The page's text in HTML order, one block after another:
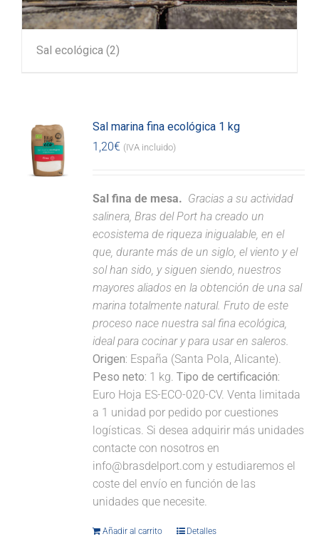
Sal ecológica (2)
Sal marina fina ecológica 1 kg
1,20€ (IVA incluido)
Sal fina de mesa. Gracias a su actividad
salinera, Bras del Port ha creado un
ecosistema de riqueza inigualable, en el
que, durante más de un siglo, el viento y el
sol han sido, y siguen siendo, nuestros
mayores aliados en la obtención de una sal
marina totalmente natural. Fruto de este
proceso nace nuestra sal fina ecológica,
ideal para cocinar y para usar en saleros.
Origen: España (Santa Pola, Alicante).
Peso neto: 1 kg.Tipo de certificación:
Euro Hoja ES-ECO-020-CV. Venta limitada
a 1 unidad por pedido por cuestiones
logísticas. Si desea adquirir más unidades
contacte con nosotros en
info@brasdelport.com y estudiaremos el
coste del envío en función de las
unidades que necesite.
Añadir al carrito Detalles